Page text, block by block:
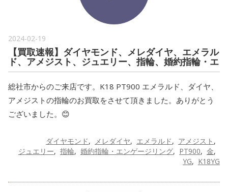
2024-02-19
【買取速報】ダイヤモンド、メレダイヤ、エメラル
ド、アメジスト、ジュエリー、指輪、婚約指輪・エ
総社市からのご来店です。K18 PT900 エメラルド、ダイヤ、
アメジストの指輪のお買取をさせて頂きました。ありがとう
ございました。😊
ダイヤモンド メレダイヤ エメラルド
アメジスト
ジュエリー
指輪 婚約指輪・エンゲージリング PT900
金
YG
K18YG